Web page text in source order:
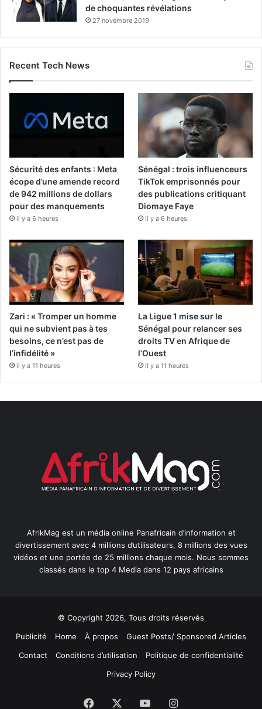
de choquantes révélations
27 novembre 2019
Recent Tech News
Sécurité des enfants : Meta
écope d’une amende record
de 942 millions de dollars
pour des manquements
il y a 6 heures
Sénégal : trois influenceurs
TikTok emprisonnés pour
des publications critiquant
Diomaye Faye
il y a 6 heures
Zari : « Tromper un homme
qui ne subvient pas à tes
besoins, ce n’est pas de
l’infidélité »
il y a 11 heures
La Ligue 1 mise sur le
Sénégal pour relancer ses
droits TV en Afrique de
l’Ouest
il y a 11 heures
AfrikMag est un média online Panafricain d’information et
divertissement avec 4 millions d’utilisateurs, 8 millions des vues
vidéos et une portée de 25 millions chaque mois. Nous sommes
classés dans le top 4 Media dans 12 pays africains
© Copyright 2026, Tous droits réservés
Publicité
Home À propos
Guest Posts/ Sponsored Articles
Contact
Conditions d’utilisation
Politique de confidentialité
Privacy Policy
Facebook YouTubeInstagram